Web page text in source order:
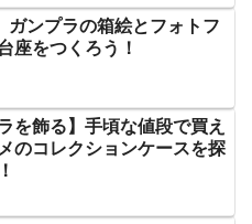
ガンプラの箱絵とフォトフ
座をつくろう！
を飾る】手頃な値段で買え
のコレクションケースを探